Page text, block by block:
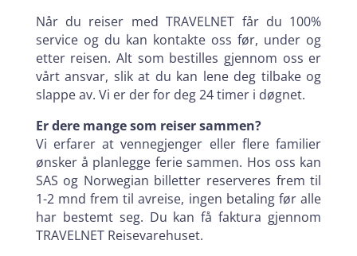
Når du reiser med TRAVELNET får du 100%
service og du kan kontakte oss før, under og
etter reisen. Alt som bestilles gjennom oss er
vårt ansvar, slik at du kan lene deg tilbake og
slappe av. Vi er der for deg 24 timer i døgnet.
Er dere mange som reiser sammen?
Vi erfarer at vennegjenger eller flere familier
ønsker å planlegge ferie sammen. Hos oss kan
SAS og Norwegian billetter reserveres frem til
1-2 mnd frem til avreise, ingen betaling før alle
har bestemt seg. Du kan få faktura gjennom
TRAVELNET Reisevarehuset.